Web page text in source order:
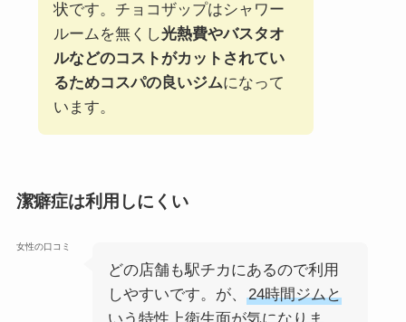
状です。チョコザップはシャワー
ルームを無くし光熱費やバスタオ
ルなどのコストがカットされてい
るためコスパの良いジムになって
います。
潔癖症は利用しにくい
女性の口コミ
どの店舗も駅チカにあるので利用
しやすいです。が、
24時間ジムと